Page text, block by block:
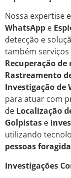
Nossa expertise
WhatsApp e
detecção e
também serviços
Recuperação
Rastreamento
Investigação de
para atuar com
de Localização
Golpistas e
utilizando
pessoas
Investigações